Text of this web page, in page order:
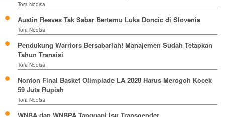
Tora Nodisa
Austin Reaves Tak Sabar Bertemu Luka Doncic di Slovenia
Tora Nodisa
Pendukung Warriors Bersabarlah! Manajemen Sudah Tetapkan
Tahun Transisi
Tora Nodisa
Nonton Final Basket Olimpiade LA 2028 Harus Merogoh Kocek
59 Juta Rupiah
Tora Nodisa